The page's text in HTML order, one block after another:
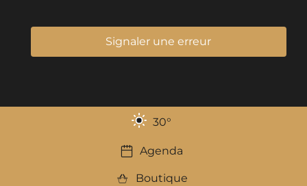
Signaler une erreur
30°
Agenda
Boutique